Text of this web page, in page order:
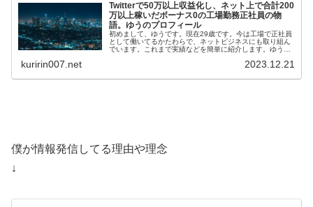
Twitterで50万以上収益化し、ネット上で合計200
万以上稼いだボーナス0の工場勤務正社員の物
語。ゆうのプロフィール
初めまして、ゆうです。現在29歳です。今は工場で正社員
として働いてるかたわらで、ネットビジネスにも取り組ん
でいます。これまで実績などを簡単に紹介します。ゆうの
kuririn007.net 2023.12.21
僕が情報発信してる理由や理念
↓